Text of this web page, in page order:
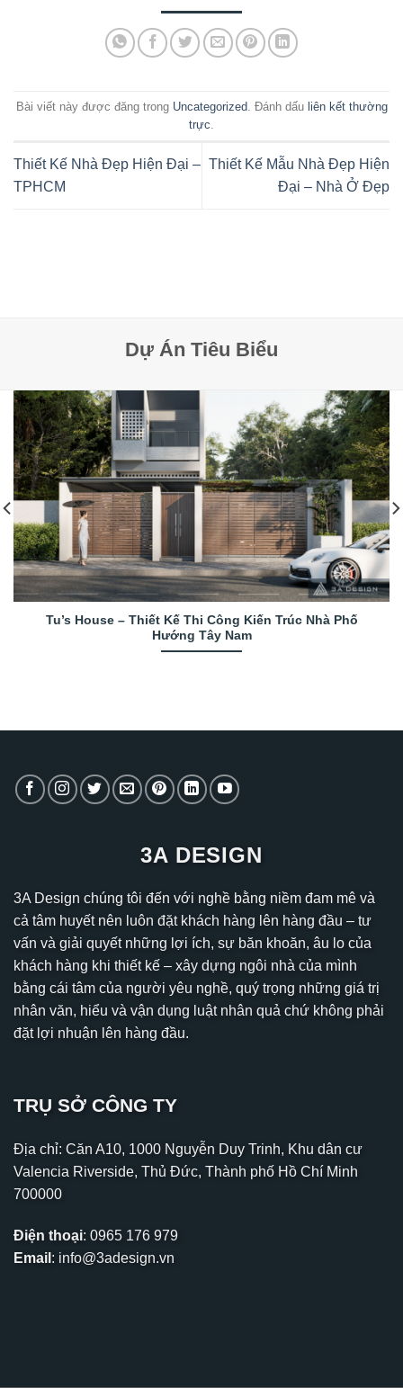
Bài viết này được đăng trong Uncategorized. Đánh dấu liên kết thường
trực
Thiết Kế Nhà Đẹp Hiện Đại –
TPHCM
Thiết Kế Mẫu Nhà Đẹp Hiện
Đại – Nhà Ở Đẹp
Dự Án Tiêu Biểu
Tu’s House – Thiết Kế Thi Công Kiến Trúc Nhà Phố
Hướng Tây Nam
3A DESIGN
3A Design chúng tôi đến với nghề bằng niềm đam mê và
cả tâm huyết nên luôn đặt khách hàng lên hàng đầu – tư
vấn và giải quyết những lợi ích, sự băn khoăn, âu lo của
khách hàng khi thiết kế – xây dựng ngôi nhà của mình
bằng cái tâm của người yêu nghề, quý trọng những giá trị
nhân văn, hiểu và vận dụng luật nhân quả chứ không phải
đặt lợi nhuận lên hàng đầu.
TRỤ SỞ CÔNG TY
Địa chỉ: Căn A10, 1000 Nguyễn Duy Trinh, Khu dân cư
Valencia Riverside, Thủ Đức, Thành phố Hồ Chí Minh
700000
Điện thoại: 0965 176 979
Email : info@3adesign.vn